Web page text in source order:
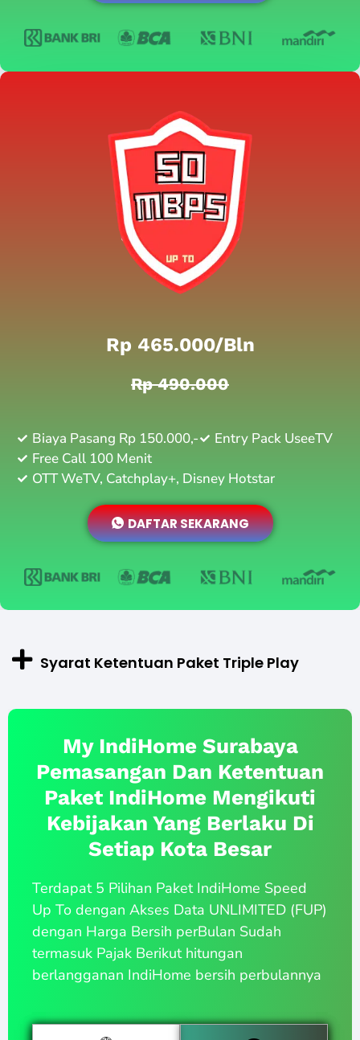
Rp 465.000/bln
Rp 490.000
Biaya Pasang Rp 150.000,-
Entry Pack UseeTV
Free Call 100 Menit
OTT WeTV, Catchplay+, Disney Hotstar
DAFTAR SEKARANG
Syarat Ketentuan Paket Triple Play
My IndiHome Surabaya
Pemasangan Dan Ketentuan
Paket IndiHome Mengikuti
Kebijakan Yang Berlaku Di
Setiap Kota Besar
Terdapat 5 Pilihan Paket IndiHome Speed
Up To dengan Akses Data UNLIMITED (FUP)
dengan Harga Bersih perBulan Sudah
termasuk Pajak Berikut hitungan
berlangganan IndiHome bersih perbulannya